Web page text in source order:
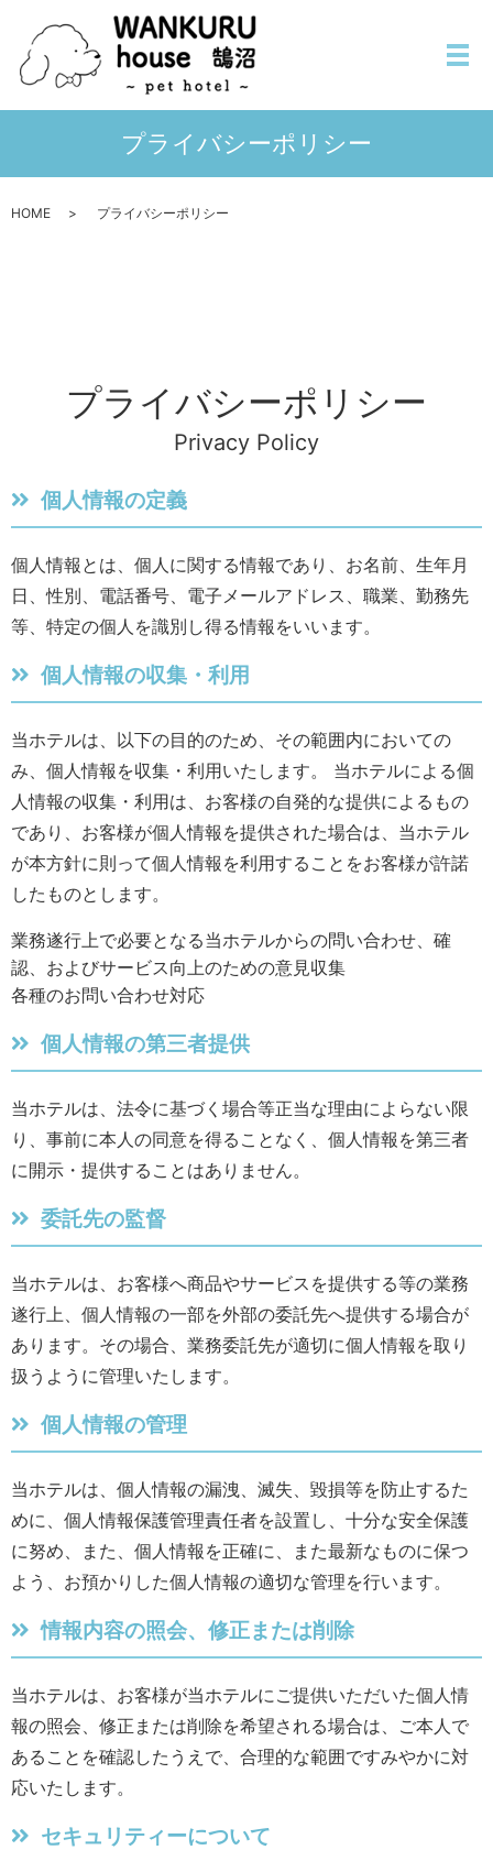
メ
プライバシーポリシー
HOME プライバシーポリシー
プライバシーポリシー
Privacy Policy
個人情報の定義
個人情報とは、個人に関する情報であり、お名前、生年月
日、性別、電話番号、電子メールアドレス、職業、勤務先
等、特定の個人を識別し得る情報をいいます。
個人情報の収集・利用
当ホテルは、以下の目的のため、その範囲内においての
み、個人情報を収集・利用いたします。 当ホテルによる個
人情報の収集・利用は、お客様の自発的な提供によるもの
であり、お客様が個人情報を提供された場合は、当ホテル
が本方針に則って個人情報を利用することをお客様が許諾
したものとします。
業務遂行上で必要となる当ホテルからの問い合わせ、確
認、およびサービス向上のための意見収集
各種のお問い合わせ対応
個人情報の第三者提供
当ホテルは、法令に基づく場合等正当な理由によらない限
り、事前に本人の同意を得ることなく、個人情報を第三者
に開示・提供することはありません。
委託先の監督
当ホテルは、お客様へ商品やサービスを提供する等の業務
遂行上、個人情報の一部を外部の委託先へ提供する場合が
あります。その場合、業務委託先が適切に個人情報を取り
扱うように管理いたします。
個人情報の管理
当ホテルは、個人情報の漏洩、滅失、毀損等を防止するた
めに、個人情報保護管理責任者を設置し、十分な安全保護
に努め、また、個人情報を正確に、また最新なものに保つ
よう、お預かりした個人情報の適切な管理を行います。
情報内容の照会、修正または削除
当ホテルは、お客様が当ホテルにご提供いただいた個人情
報の照会、修正または削除を希望される場合は、ご本人で
あることを確認したうえで、合理的な範囲ですみやかに対
応いたします。
セキュリティーについて